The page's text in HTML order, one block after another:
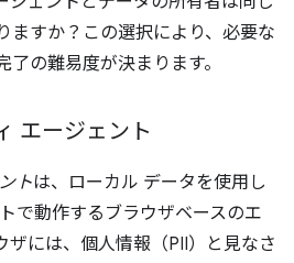
ますか？この選択により、必要な
の難易度が決まります。
エージェント
トは、ローカル データを使用し
で動作するブラウザベースのエ
ザには、個人情報（PII）と見なさ